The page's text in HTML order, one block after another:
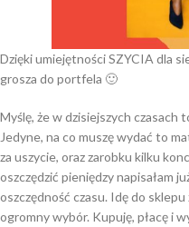
Dzięki umiejętności SZYCIA dla
grosza do portfela 🙂
Myślę, że w dzisiejszych czasach
Jedyne, na co muszę wydać to
za uszycie, oraz zarobku kilku
oszczędzić pieniędzy napisałam
oszczędność czasu. Idę do
ogromny wybór. Kupuję, płacę i